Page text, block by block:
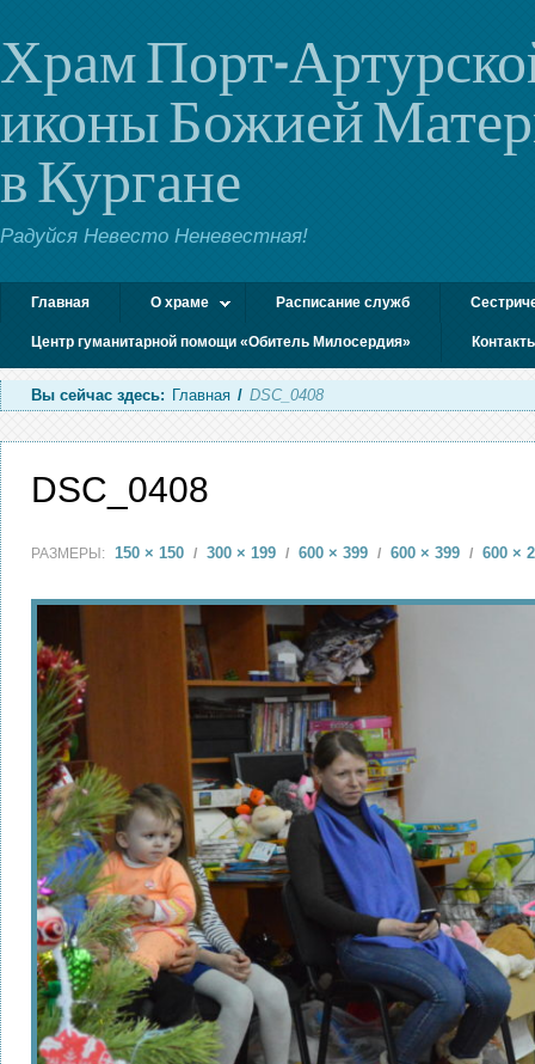
Храм Порт-
иконы Божией
в Кургане
Радуйся Невесто Неневестная!
Главная О храме Расписание служб
Центр гуманитарной помощи «Обитель Милосердия»
Вы сейчас здесь: Главная / DSC_0408
DSC_0408
РАЗМЕРЫ: 150 × 150 / 300 × 199 / 600 × 399 / 600 × 399 / 600 ×